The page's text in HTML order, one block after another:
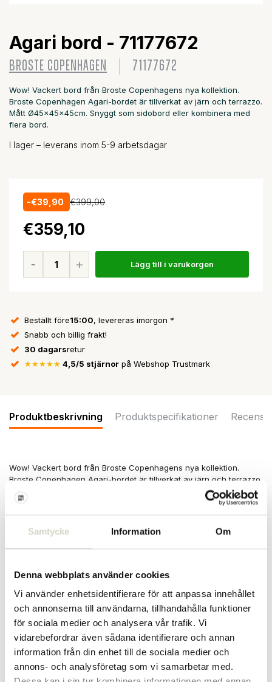
Samtycke Information Om
Denna webbplats använder cookies
Vi använder enhetsidentifierare för att anpassa innehållet
och annonserna till användarna, tillhandahålla funktioner
för sociala medier och analysera vår trafik. Vi
vidarebefordrar även sådana identifierare och annan
information från din enhet till de sociala medier och
annons- och analysföretag som vi samarbetar med.
Agari bord - 71177672
BROSTE COPENHAGEN 71177672
Wow! Vackert bord från Broste Copenhagens nya kollektion.
Broste Copenhagen Agari-bordet är tillverkat av järn och terrazzo.
Mått Ø45x45x45cm. Snyggt som sidobord eller kombinera med
flera bord.
I lager – leverans inom 5-9 arbetsdagar
-€39,90 €399,00
€359,10
Lägg till i varukorgen
Beställt före15:00, levereras imorgon *
Snabb och billig frakt!
30 dagarsretur
★★★★★ 4,5/5 stjärnor på Webshop Trustmark
Produktbeskrivning Produktspecifikationer
Wow! Vackert bord från Broste Copenhagens nya kollektion.
Broste Copenhagen Agari-bordet är tillverkat av järn och terrazzo.
Mått Ø45x45x45cm. Snyggt som sidobord eller kombinera med
flera bord.
Material: järn, terrazzo
Färg: regnig dag grå, svart
PRODUKTSPECIFIKATIONER
Artikelnummer 71177672
SKU
EAN 5710688209873